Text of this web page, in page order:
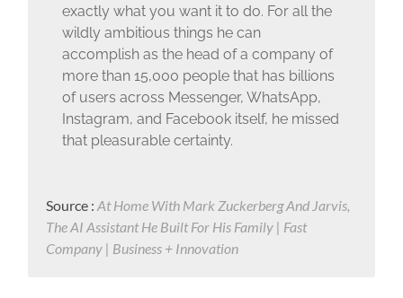
exactly what you want it to do. For all the
wildly ambitious things he can
accomplish as the head of a company of
more than 15,000 people that has billions
of users across Messenger, WhatsApp,
Instagram, and Facebook itself, he missed
that pleasurable certainty.
Source :At Home With Mark Zuckerberg And Jarvis,
The AI Assistant He Built For His Family | Fast
Company | Business + Innovation